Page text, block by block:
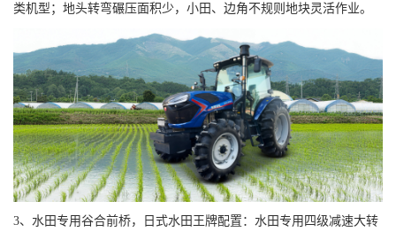
类机型；地头转弯碾压面积少，小田、边角不规则地块灵活作业。
3、水田专用谷合前桥，日式水田王牌配置：水田专用四级减速大转